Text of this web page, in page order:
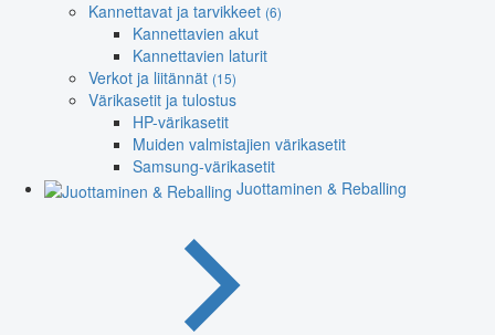
Kannettavat ja tarvikkeet (6)
Kannettavien akut
Kannettavien laturit
Verkot ja liitännät (15)
Värikasetit ja tulostus
HP-värikasetit
Muiden valmistajien värikasetit
Samsung-värikasetit
Juottaminen & Reballing